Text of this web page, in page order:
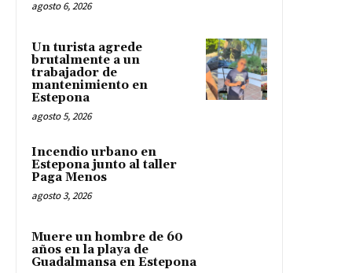
agosto 6, 2026
Un turista agrede
brutalmente a un
trabajador de
mantenimiento en
Estepona
agosto 5, 2026
Incendio urbano en
Estepona junto al taller
Paga Menos
agosto 3, 2026
Muere un hombre de 60
años en la playa de
Guadalmansa en Estepona